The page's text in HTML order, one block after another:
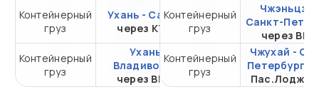
Контейнерный
груз
Ухань - Самара
через КТСП
от 749 760,60 ₽ за
20DC
Контейнерный
груз
Ухань -
Владивосток
через ВМТП
от 128 591,69 ₽ за
20DC
Контейнерный
груз
Санкт-
через
Контейнерный
груз
Чжухай -
Петербург